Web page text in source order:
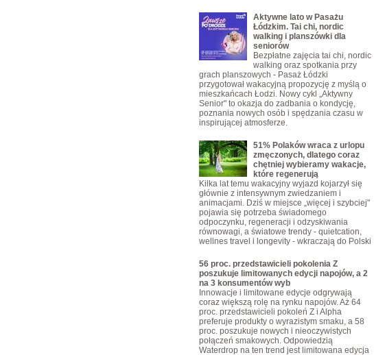
Aktywne lato w Pasażu
Łódzkim. Tai chi, nordic
walking i planszówki dla
seniorów
Bezpłatne zajęcia tai chi, nordic
walking oraz spotkania przy
grach planszowych - Pasaż Łódzki
przygotował wakacyjną propozycję z myślą o
mieszkańcach Łodzi. Nowy cykl „Aktywny
Senior" to okazja do zadbania o kondycję,
poznania nowych osób i spędzania czasu w
inspirującej atmosferze.
51% Polaków wraca z urlopu
zmęczonych, dlatego coraz
chętniej wybieramy wakacje,
które regenerują
Kilka lat temu wakacyjny wyjazd kojarzył się
głównie z intensywnym zwiedzaniem i
animacjami. Dziś w miejsce „więcej i szybciej"
pojawia się potrzeba świadomego
odpoczynku, regeneracji i odzyskiwania
równowagi, a światowe trendy - quietcation,
wellnes travel i longevity - wkraczają do Polski
56 proc. przedstawicieli pokolenia Z
poszukuje limitowanych edycji napojów, a 2
na 3 konsumentów wyb
Innowacje i limitowane edycje odgrywają
coraz większą rolę na rynku napojów. Aż 64
proc. przedstawicieli pokoleń Z i Alpha
preferuje produkty o wyrazistym smaku, a 58
proc. poszukuje nowych i nieoczywistych
połączeń smakowych. Odpowiedzią
Waterdrop na ten trend jest limitowana edycja